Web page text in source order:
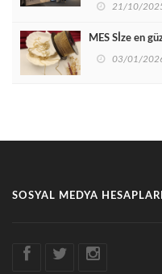
21/10/
MES Sİze en
03/01/
SOSYAL MEDYA